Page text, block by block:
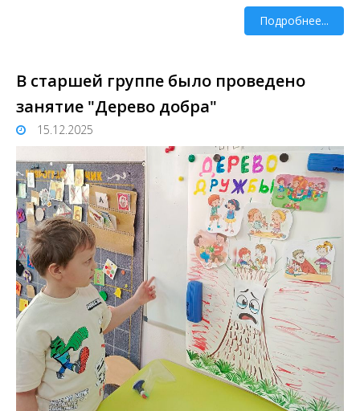
Подробнее...
В старшей группе было проведено
занятие "Дерево добра"
15.12.2025